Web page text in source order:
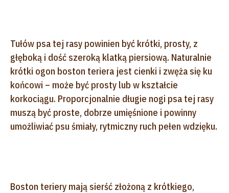
Tułów psa tej rasy powinien być krótki, prosty, z
głęboką i dość szeroką klatką piersiową. Naturalnie
krótki ogon boston teriera jest cienki i zwęża się ku
końcowi – może być prosty lub w kształcie
korkociągu. Proporcjonalnie długie nogi psa tej rasy
muszą być proste, dobrze umięśnione i powinny
umożliwiać psu śmiały, rytmiczny ruch pełen wdzięku.
Boston teriery mają sierść złożoną z krótkiego,